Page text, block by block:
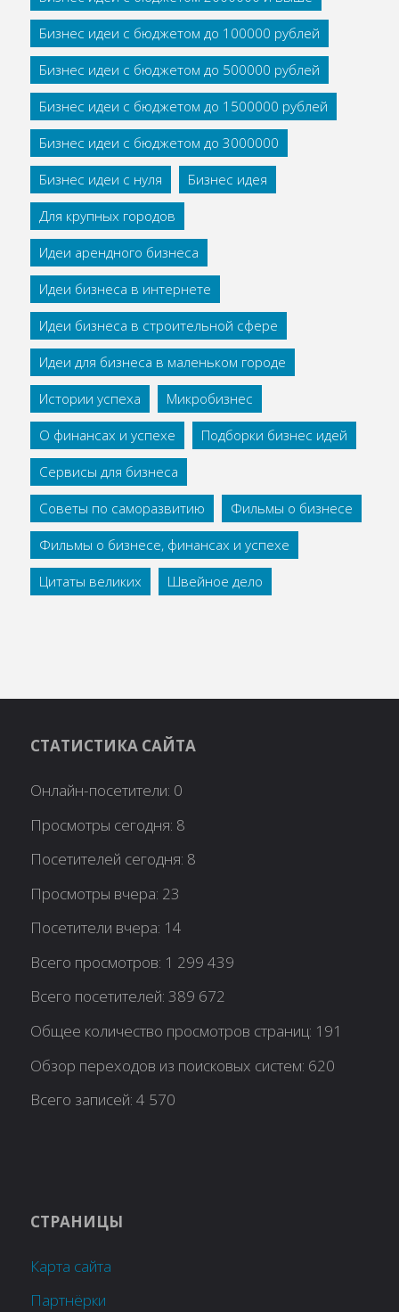
Бизнес идеи с бюджетом до 100000 рублей
Бизнес идеи с бюджетом до 500000 рублей
Бизнес идеи с бюджетом до 1500000 рублей
Бизнес идеи с бюджетом до 3000000
Бизнес идеи с нуля
Бизнес идея
Для крупных городов
Идеи арендного бизнеса
Идеи бизнеса в интернете
Идеи бизнеса в строительной сфере
Идеи для бизнеса в маленьком городе
Истории успеха
Микробизнес
О финансах и успехе
Подборки бизнес идей
Сервисы для бизнеса
Советы по саморазвитию
Фильмы о бизнесе
Фильмы о бизнесе, финансах и успехе
Цитаты великих
Швейное дело
СТАТИСТИКА САЙТА
Онлайн-посетители: 0
Просмотры сегодня: 8
Посетителей сегодня: 8
Просмотры вчера: 23
Посетители вчера: 14
Всего просмотров: 1 299 439
Всего посетителей:389 672
Общее количество просмотров страниц: 191
Обзор переходов из поисковых систем: 620
Всего записей:4 570
СТРАНИЦЫ
Карта сайта
Партнёрки